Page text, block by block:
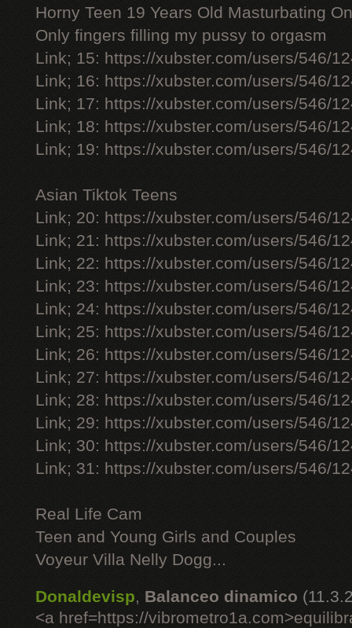
Horny Teen 19 Years Old Masturbating
Only fingers filling my pussy to orgasm
Link; 15: https://xubster.com/users/546/
Link; 16: https://xubster.com/users/546/
Link; 17: https://xubster.com/users/546/
Link; 18: https://xubster.com/users/546/
Link; 19: https://xubster.com/users/546/
Asian Tiktok Teens
Link; 20: https://xubster.com/users/546/
Link; 21: https://xubster.com/users/546/
Link; 22: https://xubster.com/users/546/
Link; 23: https://xubster.com/users/546/
Link; 24: https://xubster.com/users/546/
Link; 25: https://xubster.com/users/546/
Link; 26: https://xubster.com/users/546/
Link; 27: https://xubster.com/users/546/
Link; 28: https://xubster.com/users/546/
Link; 29: https://xubster.com/users/546/
Link; 30: https://xubster.com/users/546/
Link; 31: https://xubster.com/users/546/
Real Life Cam
Teen and Young Girls and Couples
Voyeur Villa Nelly Dogg...
Donaldevisp, Balanceo dinamico
<a href=https://